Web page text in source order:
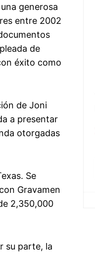
generosa
entre 2002
de
éxito como
de Joni
a presentar
otorgadas
Se
Gravamen
2,350,000
su parte, la